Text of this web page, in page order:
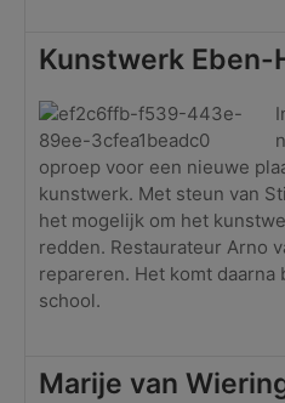
Kunstwerk Eben-
oproep voor een nieuwe
kunstwerk. Met steun van
het mogelijk om het
redden. Restaurateur Arno
repareren. Het komt
school.
Marije van